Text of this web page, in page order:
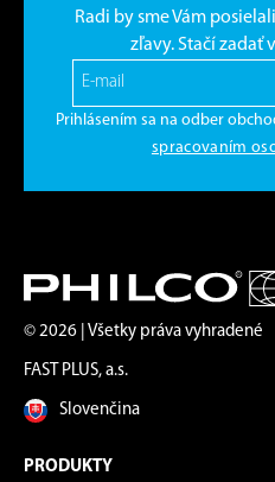
Radi by sme Vám
zľavy. Stačí zadať
Prihlásením sa na odber
spracovaním
© 2026 | Všetky práva vyhradené
FAST PLUS, a.s.
Slovenčina
PRODUKTY